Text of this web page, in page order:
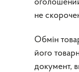
не
Обмін
його
документ,